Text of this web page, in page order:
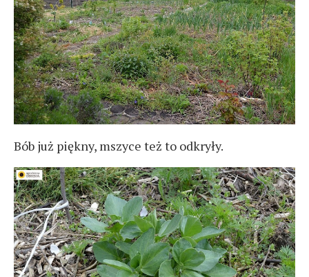
Bób już piękny, mszyce też to odkryły.